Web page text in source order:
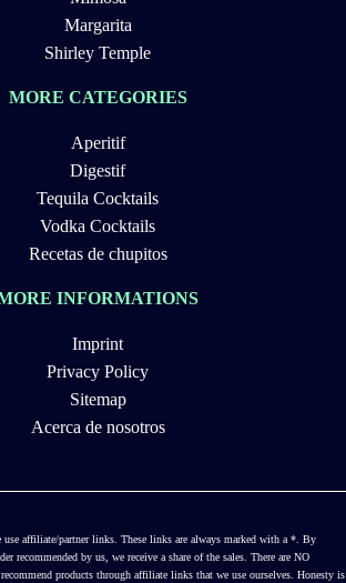
Margarita
Shirley Temple
MORE CATEGORIES
Aperitif
Digestif
Tequila Cocktails
Vodka Cocktails
Recetas de chupitos
INFORMATIONS
Imprint
Privacy Policy
Sitemap
Acerca de nosotros
affiliate/partner links. These links are always marked with a *. By
recommended by us, we receive a share of the sales. There are NO
products through affiliate links that we use ourselves. Honesty is